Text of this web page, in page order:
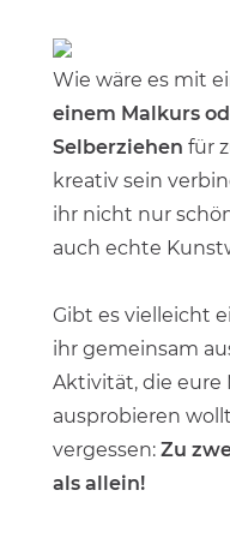
Wie wäre es mit
einem Malkurs
Selberziehen für
kreativ sein
ihr nicht nur
auch echte
Gibt es vielleicht
ihr gemeinsam
Aktivität, die eure
ausprobieren
vergessen: Zu
als allein!